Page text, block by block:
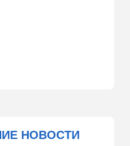
НОВОСТИ